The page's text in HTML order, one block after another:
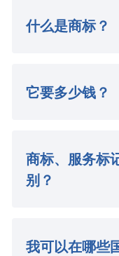
什么是商标？
它要多少钱？
商标、服务标
别？
我可以在哪些